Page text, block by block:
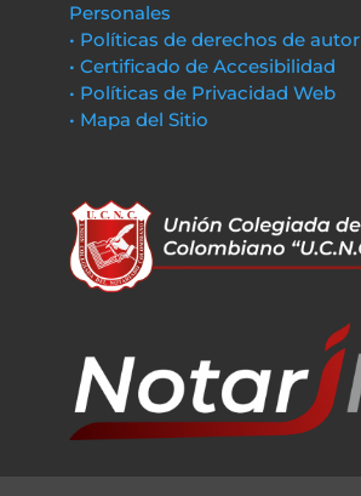
Personales
• Políticas de derechos de autor
• Certificado de Accesibilidad
• Políticas de Privacidad Web
• Mapa del Sitio